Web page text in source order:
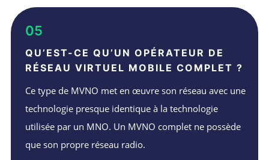
05
QU’EST-CE QU’UN OPÉRATEUR DE
RÉSEAU VIRTUEL MOBILE COMPLET ?
Ce type de MVNO met en œuvre son réseau avec une
technologie presque identique à la technologie
utilisée par un MNO. Un MVNO complet ne possède
que son propre réseau radio.